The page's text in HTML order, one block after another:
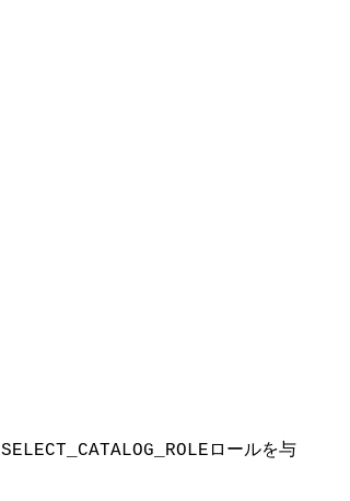
SELECT_CATALOG_ROLEロールを与